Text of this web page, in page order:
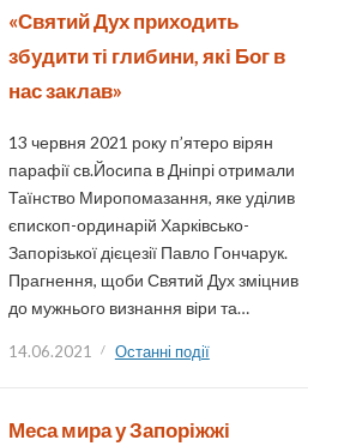
«Святий Дух приходить
збудити ті глибини, які Бог в
нас заклав»
13 червня 2021 року п’ятеро вірян
парафії св.Йосипа в Дніпрі отримали
Таїнство Миропомазання, яке уділив
єпископ-ординарій Харківсько-
Запорізької дієцезії Павло Гончарук.
Прагнення, щоби Святий Дух зміцнив
до мужнього визнання віри та…
14.06.2021 Останні події
Меса мира у Запоріжжі